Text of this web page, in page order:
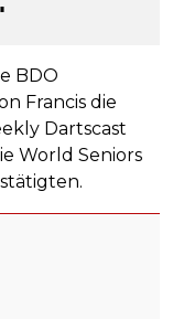
BDO
Francis die
Dartscast
World Seniors